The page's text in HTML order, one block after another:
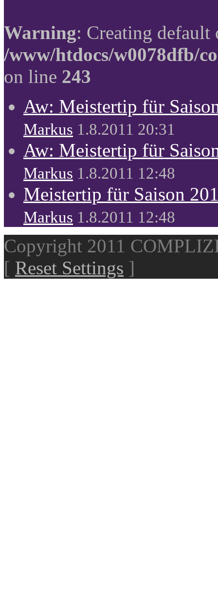
Warning: Creating
/www/htdocs/w0078dfb/
on line 243
Aw: Meistertip für
Markus 1.8.2011 20:31
Aw: Meistertip für
Markus 1.8.2011 12:48
Meistertip für Saison
Markus 1.8.2011 12:48
Copyright 2011
[ Reset Settings ]